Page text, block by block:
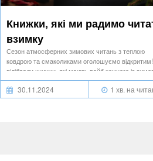
Книжки, які ми радимо
взимку
Сезон атмосферних зимових читань з теплою
ковдрою та смаколиками оголошуємо
підібрали книжки, які мають вайб кожного із
місяців.
30.11.2024 1 хв. на